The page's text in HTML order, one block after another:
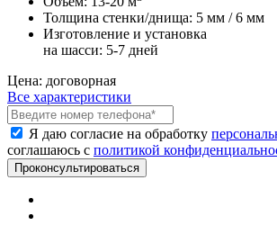
Толщина стенки/днища: 5 мм / 6 мм
Изготовление и установка
на шасси: 5-7 дней
Цена: договорная
Все характеристики
Я даю согласие на обработку
соглашаюсь с политикой